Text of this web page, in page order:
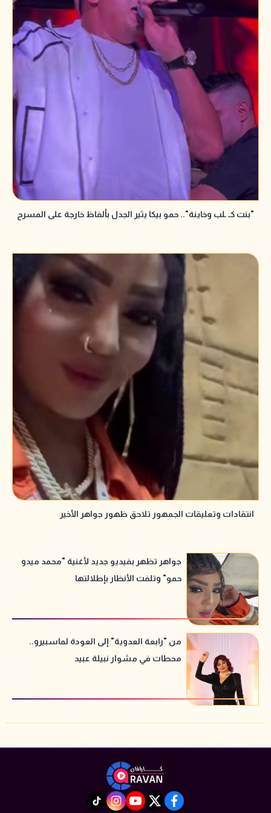
"بنت كـ ـلب وخاينة".. حمو بيكا يثير الجدل بألفاظ خارجة على المسرح
انتقادات وتعليقات الجمهور تلاحق ظهور جواهر الأخير
جواهر تظهر بفيديو جديد لأغنية "محمد ميدو
حمو" وتلفت الأنظار بإطلالتها
من "رابعة العدوية" إلى العودة لماسبيرو..
محطات في مشوار نبيلة عبيد
facebook
twitter
youtube
instagram
tiktok